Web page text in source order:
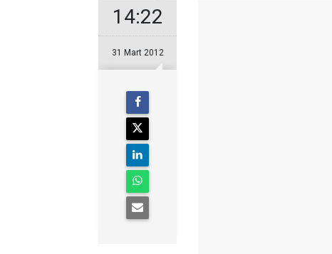
14:22
31 Mart 2012